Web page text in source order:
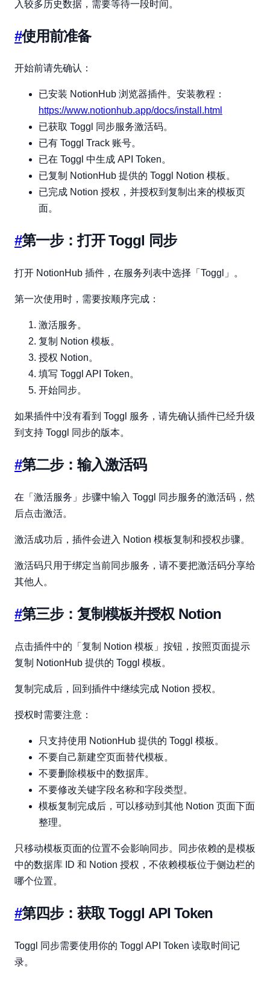
入较多历史数据，需要等待一段时间。
#使用前准备
开始前请先确认：
已安装 NotionHub 浏览器插件。安装教程：
https://www.notionhub.app/docs/install.html
已获取 Toggl 同步服务激活码。
已有 Toggl Track 账号。
已在 Toggl 中生成 API Token。
已复制 NotionHub 提供的 Toggl Notion 模板。
已完成 Notion 授权，并授权到复制出来的模板页
面。
#第一步：打开 Toggl 同步
打开 NotionHub 插件，在服务列表中选择「Toggl」。
第一次使用时，需要按顺序完成：
激活服务。
复制 Notion 模板。
授权 Notion。
填写 Toggl API Token。
开始同步。
如果插件中没有看到 Toggl 服务，请先确认插件已经升级
到支持 Toggl 同步的版本。
#第二步：输入激活码
在「激活服务」步骤中输入 Toggl 同步服务的激活码，然
后点击激活。
激活成功后，插件会进入 Notion 模板复制和授权步骤。
激活码只用于绑定当前同步服务，请不要把激活码分享给
其他人。
#第三步：复制模板并授权 Notion
点击插件中的「复制 Notion 模板」按钮，按照页面提示
复制 NotionHub 提供的 Toggl 模板。
复制完成后，回到插件中继续完成 Notion 授权。
授权时需要注意：
只支持使用 NotionHub 提供的 Toggl 模板。
不要自己新建空页面替代模板。
不要删除模板中的数据库。
不要修改关键字段名称和字段类型。
模板复制完成后，可以移动到其他 Notion 页面下面
整理。
只移动模板页面的位置不会影响同步。同步依赖的是模板
中的数据库 ID 和 Notion 授权，不依赖模板位于侧边栏的
哪个位置。
#第四步：获取 Toggl API Token
Toggl 同步需要使用你的 Toggl API Token 读取时间记
录。